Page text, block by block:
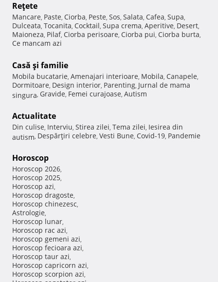
Reţete
Mancare, Paste, Ciorba, Peste, Sos, Salata, Cafea, Supa,
Dulceata, Tocanita, Cocktail, Supa crema, Aperitive, Desert,
Maioneza, Pilaf, Ciorba perisoare, Ciorba pui, Ciorba burta,
Ce mancam azi
Casă şi familie
Mobila bucatarie, Amenajari interioare, Mobila, Canapele,
Dormitoare, Design interior, Parenting, Jurnal de mama
singura, Gravide, Femei curajoase, Autism
Actualitate
Din culise, Interviu, Stirea zilei, Tema zilei, Iesirea din
autism, Despărţiri celebre, Vesti Bune, Covid-19, Pandemie
Horoscop
Horoscop 2026,
Horoscop 2025,
Horoscop azi,
Horoscop dragoste,
Horoscop chinezesc,
Astrologie,
Horoscop lunar,
Horoscop rac azi,
Horoscop gemeni azi,
Horoscop fecioara azi,
Horoscop taur azi,
Horoscop capricorn azi,
Horoscop scorpion azi,